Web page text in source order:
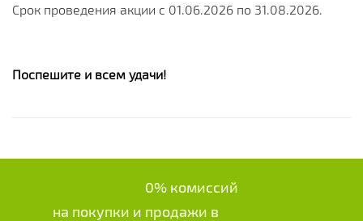
Срок проведения акции c 01.06.2026 по 31.08.2026.
Поспешите и всем удачи!
0% комиссий
на покупки и продажи в